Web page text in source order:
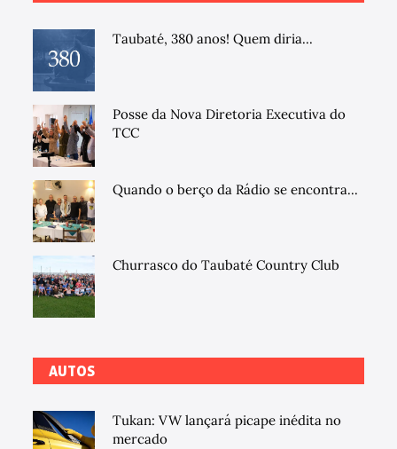
Taubaté, 380 anos! Quem diria...
Posse da Nova Diretoria Executiva do
TCC
Quando o berço da Rádio se encontra...
Churrasco do Taubaté Country Club
AUTOS
Tukan: VW lançará picape inédita no
mercado